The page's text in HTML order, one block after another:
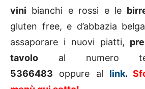
vini bianchi e rossi e le
gluten free, e d’abbazia
assaporare i nuovi piatti,
tavolo al numero
5366483 oppure al link.